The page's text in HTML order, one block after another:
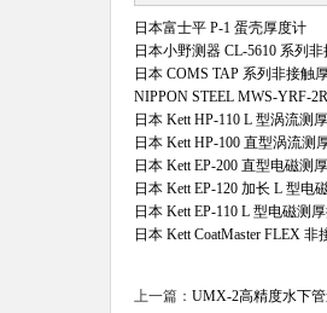
日本富士平 P-1 蛋壳厚度计
日本小野测器 CL-5610 系列
日本 COMS TAP 系列非接触
NIPPON STEEL MWS-YRF-
日本 Kett HP-110 L 型涡流测
日本 Kett HP-100 直型涡流测
日本 Kett EP-200 直型电磁测
日本 Kett EP-120 加长 L 型电
日本 Kett EP-110 L 型电磁测
日本 Kett CoatMaster FLEX 非
上一篇： UMX-2高精度水下